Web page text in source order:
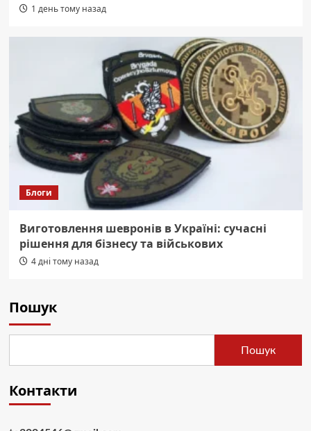
1 день тому назад
Блоги
Виготовлення шевронів в Україні: сучасні
рішення для бізнесу та військових
4 дні тому назад
Пошук
Пошук
Контакти